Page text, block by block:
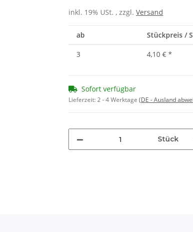
inkl. 19% USt. , zzgl. Versand
ab Stückpreis /
3 4,10 € *
Sofort verfügbar
Lieferzeit:2 - 4 Werktage (DE - Ausland
Stück